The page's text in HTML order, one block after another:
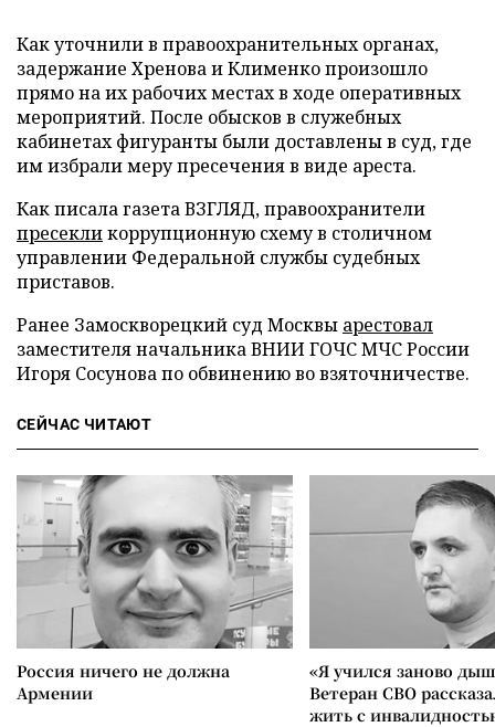
Как уточнили в правоохранительных органах,
задержание Хренова и Клименко произошло
прямо на их рабочих местах в ходе оперативных
мероприятий. После обысков в служебных
кабинетах фигуранты были доставлены в суд, где
им избрали меру пресечения в виде ареста.
Как писала газета ВЗГЛЯД, правоохранители
пресекликоррупционную схему в столичном
управлении Федеральной службы судебных
приставов.
Ранее Замоскворецкий суд Москвы арестовал
заместителя начальника ВНИИ ГОЧС МЧС России
Игоря Сосунова по обвинению во взяточничестве.
СЕЙЧАС ЧИТАЮТ
Россия ничего не должна
Армении
«Я учился заново
Ветеран СВО
жить с